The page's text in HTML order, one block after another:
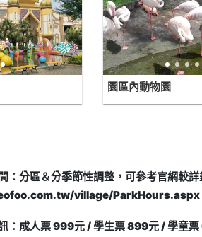
園區內動物園
：分區＆分季節性調整，可參考官網較詳
village/ParkHours.aspx
：成人票 999元 / 學生票 899元 / 學童